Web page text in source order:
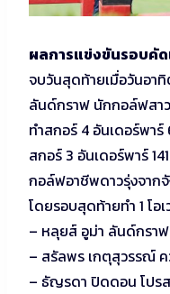
ผลการแข่งขันรอบคั
จบวันสุดท้ายเมื่อวันอา
ลันด์กราฟ นักกอล์ฟสา
ทำสกอร์ 4 อันเดอร์พาร์
สกอร์ 3 อันเดอร์พาร์
กอล์ฟอาชีพดาวรุ่งจาก
โดยรอบสุดท้ายทำ 1 โอ
– หลุยส์ อูม่า ลันด์กรา
– สรัลพร เกตุสุวรรณ์
– ธัญรดา ปิดดอน โปรส